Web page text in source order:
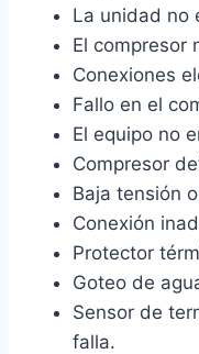
La unidad no
El compresor
Conexiones
Fallo en el
El equipo no
Compresor
Baja tensión
Conexión
Protector
Goteo de
Sensor de
falla.